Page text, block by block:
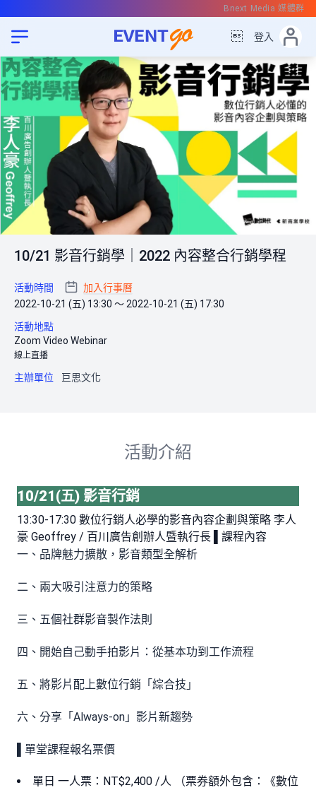
Bnext Media 媒體群
 登入
10/21 影音行銷學｜2022 內容整合行銷學程
活動時間
加入行事曆
2022-10-21 (五) 13:30 ～ 2022-10-21 (五) 17:30
活動地點
Zoom Video Webinar
線上直播
主辦單位 巨思文化
活動介紹
10/21(五) 影音行銷
13:30-17:30 數位行銷人必學的影音內容企劃與策略 李人
豪 Geoffrey / 百川廣告創辦人暨執行長 ▌課程內容
一、品牌魅力擴散，影音類型全解析
二、兩大吸引注意力的策略
三、五個社群影音製作法則
四、開始自己動手拍影片：從基本功到工作流程
五、將影片配上數位行銷「綜合技」
六、分享「Always-on」影片新趨勢
▌單堂課程報名票價
單日 一人票：NT$2,400 /人 （票券額外包含：《數位